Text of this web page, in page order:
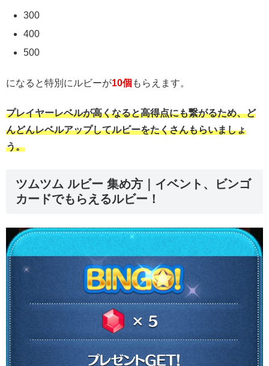
300
400
500
になると特別にルビーが10個 もらえます。
プレイヤーレベルが高くなると高得点にも繋がるため、ど
んどんレベルアップしてルビーをたくさんもらいましょ
う。
ツムツム ルビー 集め方｜イベント、ビンゴ
カードでもらえるルビー！